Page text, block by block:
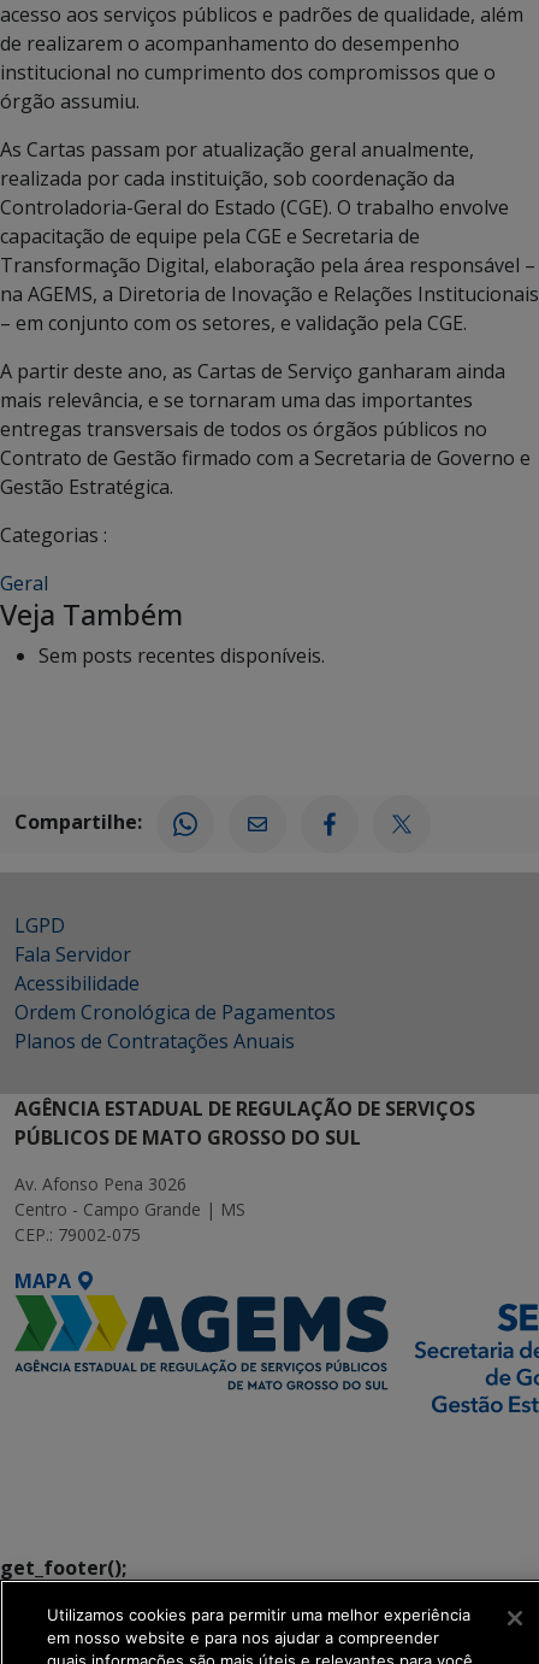
acesso aos serviços públicos e padrões de qualidade, além
de realizarem o acompanhamento do desempenho
institucional no cumprimento dos compromissos que o
órgão assumiu.
As Cartas passam por atualização geral anualmente,
realizada por cada instituição, sob coordenação da
Controladoria-Geral do Estado (CGE). O trabalho envolve
capacitação de equipe pela CGE e Secretaria de
Transformação Digital, elaboração pela área responsável –
na AGEMS, a Diretoria de Inovação e Relações Institucionais
– em conjunto com os setores, e validação pela CGE.
A partir deste ano, as Cartas de Serviço ganharam ainda
mais relevância, e se tornaram uma das importantes
entregas transversais de todos os órgãos públicos no
Contrato de Gestão firmado com a Secretaria de Governo e
Gestão Estratégica.
Categorias :
Geral
Veja Também
Sem posts recentes disponíveis.
Compartilhe:
LGPD
Fala Servidor
Acessibilidade
Ordem Cronológica de Pagamentos
Planos de Contratações Anuais
AGÊNCIA ESTADUAL DE REGULAÇÃO DE SERVIÇOS
PÚBLICOS DE MATO GROSSO DO SUL
Av. Afonso Pena 3026
Centro - Campo Grande | MS
CEP.: 79002-075
MAPA
get_footer();
Utilizamos cookies para permitir uma melhor experiência
em nosso website e para nos ajudar a compreender